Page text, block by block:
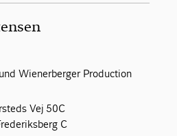
Wienerberger Production
Vej 50C
C